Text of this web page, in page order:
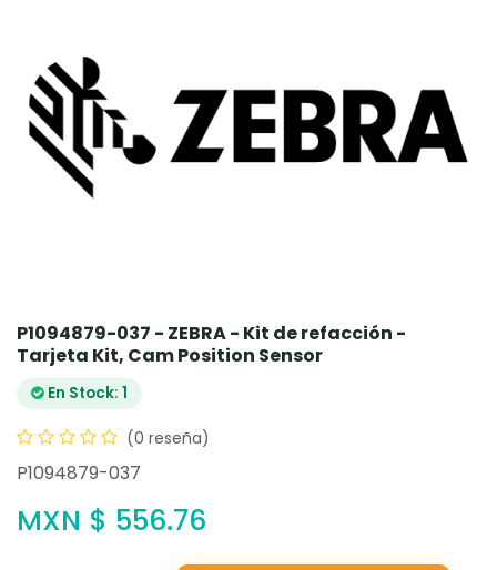
P1094879-037 - ZEBRA - Kit de refacción -
Tarjeta Kit, Cam Position Sensor
En Stock: 1
(0 reseña)
P1094879-037
MXN $ 556.76